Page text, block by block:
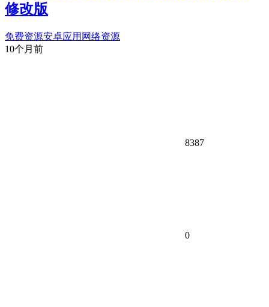
修改版
免费资源安卓应用 网络资源
10个月前
8387
0